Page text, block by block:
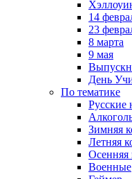
14
23
8 марта
9 мая
День
По тематике
Русские
Зимняя
Летняя
Осенняя
Военные